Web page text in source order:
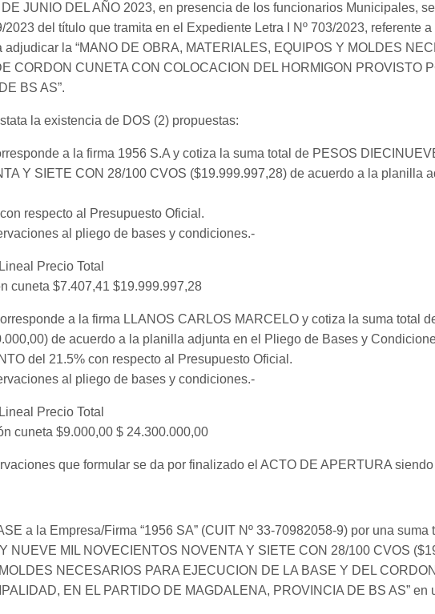
JUNIO DEL AÑO 2023, en presencia de los funcionarios Municipales,
2023 del título que tramita en el Expediente Letra I Nº 703/2023, referente a
adjudicar la “MANO DE OBRA, MATERIALES, EQUIPOS Y MOLDES
CORDON CUNETA CON COLOCACION DEL HORMIGON PROVISTO
BS AS”.
la existencia de DOS (2) propuestas:
a la firma 1956 S.A y cotiza la suma total de PESOS
Y SIETE CON 28/100 CVOS ($19.999.997,28) de acuerdo a la planilla
respecto al Presupuesto Oficial.
al pliego de bases y condiciones.-
Precio Total
cuneta $7.407,41 $19.999.997,28
a la firma LLANOS CARLOS MARCELO y cotiza la suma total
de acuerdo a la planilla adjunta en el Pliego de Bases y
del 21.5% con respecto al Presupuesto Oficial.
al pliego de bases y condiciones.-
Precio Total
cuneta $9.000,00 $ 24.300.000,00
que formular se da por finalizado el ACTO DE APERTURA
a la Empresa/Firma “1956 SA” (CUIT Nº 33-70982058-9) por una
NUEVE MIL NOVECIENTOS NOVENTA Y SIETE CON 28/100 CVOS
NECESARIOS PARA EJECUCION DE LA BASE Y DEL
EN EL PARTIDO DE MAGDALENA, PROVINCIA DE BS AS”